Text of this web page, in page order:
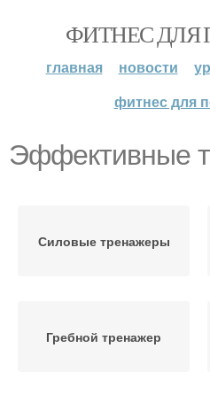
ФИТНЕС ДЛЯ
главная новости
фитнес для
Эффективные
Силовые тренажеры
Гребной тренажер